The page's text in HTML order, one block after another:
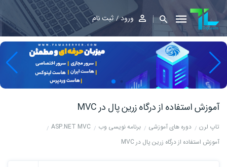
ورود ثبت نام
آموزش استفاده از درگاه زرین پال در MVC
تاپ لرن دوره های آموزشی برنامه نویسی وب
ASP.NET MVC
آموزش استفاده از درگاه زرین پال در MVC